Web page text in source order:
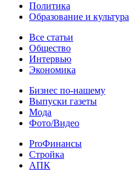
Политика
Образование и культура
Статьи
Все статьи
Общество
Интервью
Экономика
Разное
Бизнес по-нашему
Выпуски газеты
Мода
Фото/Видео
Pro
ProФинансы
Стройка
АПК